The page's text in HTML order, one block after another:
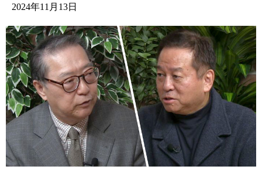
2024年11月13日